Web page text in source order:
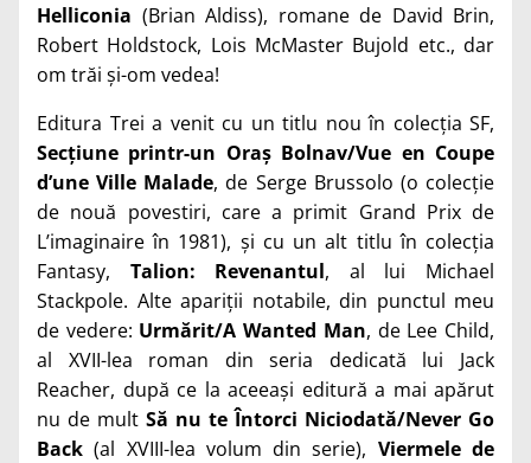
Helliconia (Brian Aldiss), romane de David Brin,
Robert Holdstock, Lois McMaster Bujold etc., dar
om trăi și-om vedea!
Editura Trei a venit cu un titlu nou în colecția SF,
Secțiune printr-un Oraș Bolnav/Vue en Coupe
d’une Ville Malade, de Serge Brussolo (o colecție
de nouă povestiri, care a primit Grand Prix de
L’imaginaire în 1981), și cu un alt titlu în colecția
Fantasy, Talion: Revenantul, al lui Michael
Stackpole. Alte apariții notabile, din punctul meu
de vedere: Urmărit/A Wanted Man, de Lee Child,
al XVII-lea roman din seria dedicată lui Jack
Reacher, după ce la aceeași editură a mai apărut
nu de mult Să nu te Întorci Niciodată/Never Go
Back (al XVIII-lea volum din serie), Viermele de